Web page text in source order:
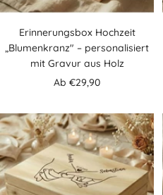
Erinnerungsbox Hochzeit
„Blumenkranz" – personalisiert
mit Gravur aus Holz
Angebotspreis
Ab €29,90